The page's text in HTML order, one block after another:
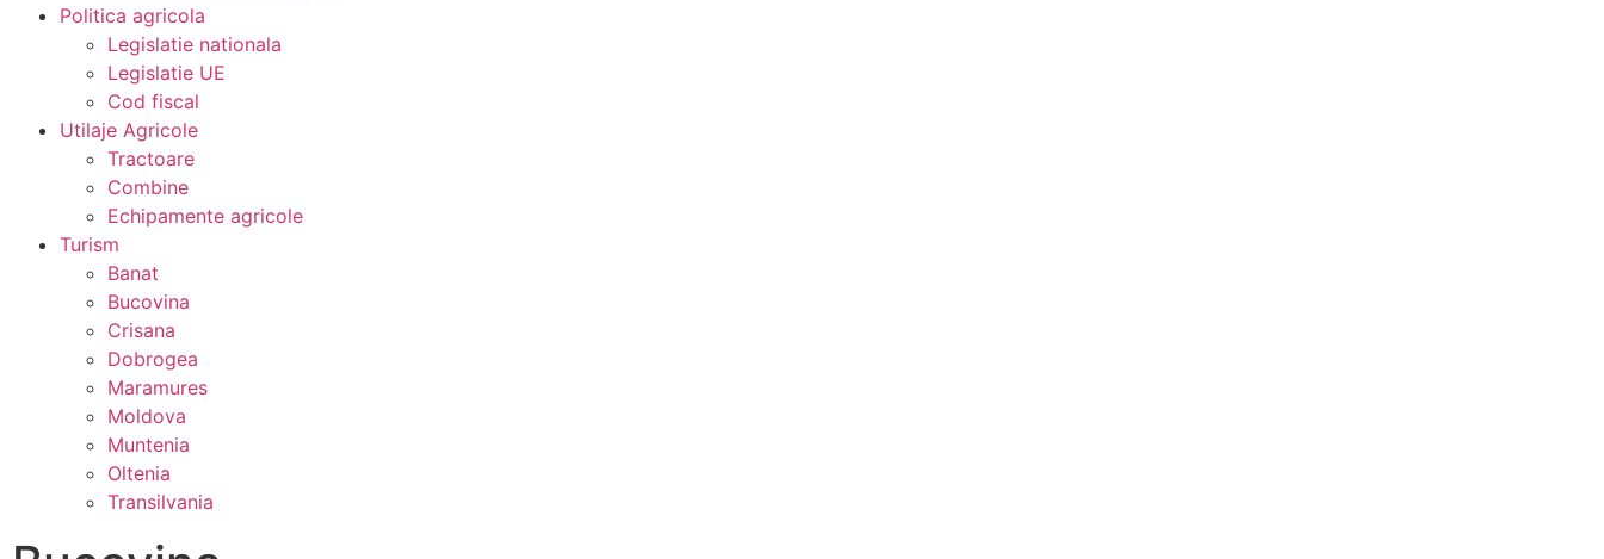
Politica agricola
Legislatie nationala
Legislatie UE
Cod fiscal
Utilaje Agricole
Tractoare
Combine
Echipamente agricole
Turism
Banat
Bucovina
Crisana
Dobrogea
Maramures
Moldova
Muntenia
Oltenia
Transilvania